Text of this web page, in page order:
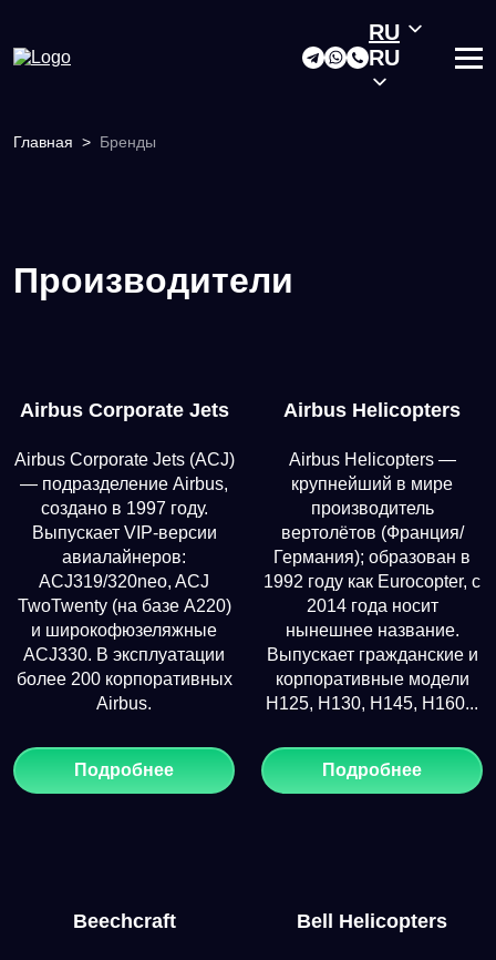
RU
RU
Главная > Бренды
Производители
Airbus Corporate Jets
Airbus Corporate Jets (ACJ)
— подразделение Airbus,
создано в 1997 году.
Выпускает VIP-версии
авиалайнеров:
ACJ319/320neo, ACJ
TwoTwenty (на базе A220)
и широкофюзеляжные
ACJ330. В эксплуатации
более 200 корпоративных
Airbus.
Подробнее
Airbus Helicopters
Airbus Helicopters —
крупнейший в мире
производитель
вертолётов (Франция/
Германия); образован в
1992 году как Eurocopter, с
2014 года носит
нынешнее название.
Выпускает гражданские и
корпоративные модели
H125, H130, H145, H160...
Подробнее
Beechcraft Bell Helicopters